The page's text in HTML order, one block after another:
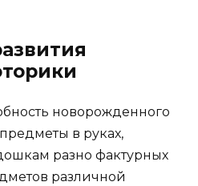
новорожденного
в руках,
разно фактурных
различной